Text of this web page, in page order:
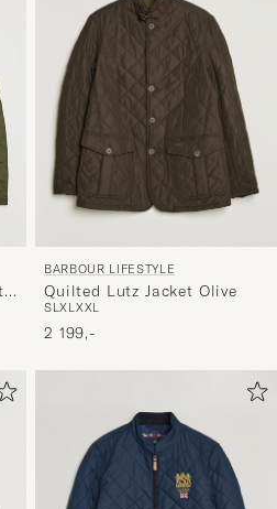
BARBOUR LIFESTYLE
Quilted Lutz Jacket Olive
SLXLXXL
2 199,-